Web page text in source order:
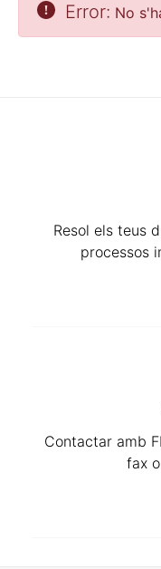
Error: No
Resol els teus
processos
Contactar amb
fax